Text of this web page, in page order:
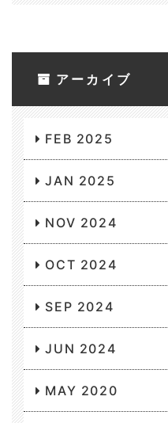
アーカイブ
FEB 2025
JAN 2025
NOV 2024
OCT 2024
SEP 2024
JUN 2024
MAY 2020